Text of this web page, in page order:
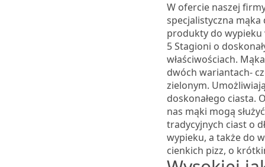
W ofercie naszej
specjalistyczna mąka
produkty do wypieku
5 Stagioni o
właściwościach.
dwóch wariantach-
zielonym.
doskonałego ciasta.
nas mąki mogą
tradycyjnych ciast o
wypieku, a także do
cienkich pizz, o